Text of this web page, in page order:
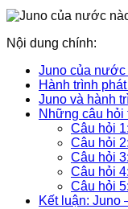
Nội dung chính:
Juno của
Hành trình
Juno và hành
Những câu
Câu hỏi
Câu hỏi
Câu hỏi
Câu hỏi
Câu hỏi
Kết luận: Juno